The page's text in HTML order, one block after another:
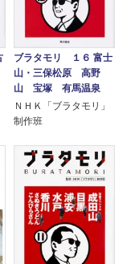
ブラタモリ １６ 富士
山・三保松原 高野
山 宝塚 有馬温泉
ＮＨＫ「ブラタモリ」
制作班